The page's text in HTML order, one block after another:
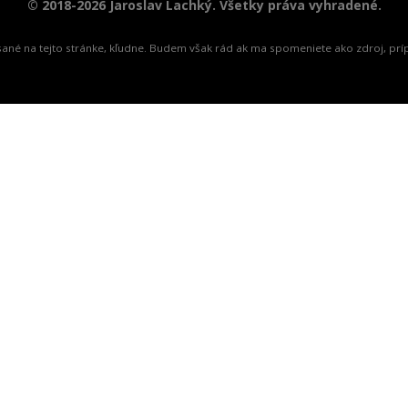
© 2018-2026 Jaroslav Lachký. Všetky práva vyhradené.
na tejto stránke, kľudne. Budem však rád ak ma spomeniete ako zdroj,